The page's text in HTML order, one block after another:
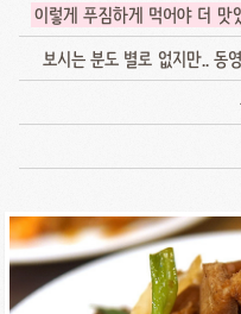
이렇게 푸짐하게 먹어야 더 맛
보시는 분도 별로 없지만.. 동